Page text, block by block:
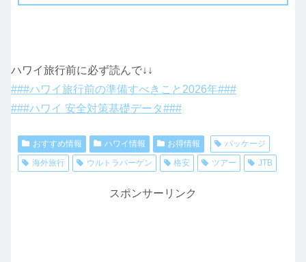
ハワイ旅行前に必ず読んで↓↓
###ハワイ旅行前の準備すべきこと2026年###
###ハワイ 安全対策基礎データ###
おすすめ情報 ハワイ情報 お得情報
パッケージ
海外旅行
ウルトラバーゲン 格安 ツアー JTB
スポンサーリンク